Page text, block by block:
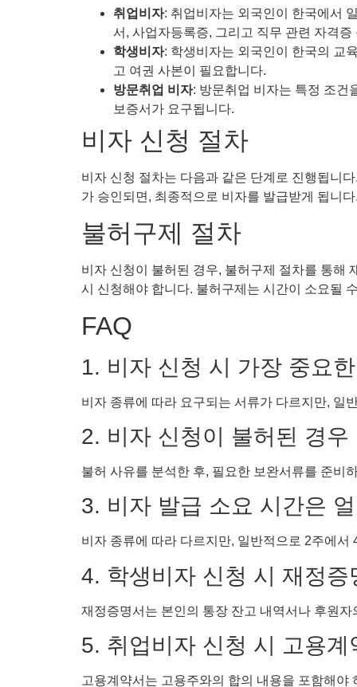
취업비자: 취업비자는 외국인이 한국에서
서, 사업자등록증, 그리고 직무 관련 자격
학생비자: 학생비자는 외국인이 한국의 교
고 여권 사본이 필요합니다.
방문취업 비자: 방문취업 비자는 특정 조건
보증서가 요구됩니다.
비자 신청 절차
비자 신청 절차는 다음과 같은 단계로 진행됩니
가 승인되면, 최종적으로 비자를 발급받게 됩니
불허구제 절차
비자 신청이 불허된 경우, 불허구제 절차를 통해
시 신청해야 합니다. 불허구제는 시간이 소요될
FAQ
1. 비자 신청 시 가장 중요
비자 종류에 따라 요구되는 서류가 다르지만, 일
2. 비자 신청이 불허된 경
불허 사유를 분석한 후, 필요한 보완서류를 준비
3. 비자 발급 소요 시간은
비자 종류에 따라 다르지만, 일반적으로 2주에서
4. 학생비자 신청 시 재정
재정증명서는 본인의 통장 잔고 내역서나 후원
5. 취업비자 신청 시 고용
고용계약서는 고용주와의 합의 내용을 포함해야